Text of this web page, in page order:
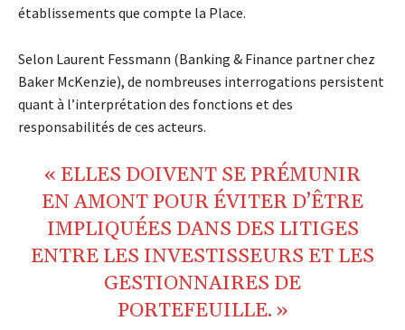
établissements que compte la Place.
Selon Laurent Fessmann (Banking & Finance partner chez
Baker McKenzie), de nombreuses interrogations persistent
quant à l’interprétation des fonctions et des
responsabilités de ces acteurs.
« ELLES DOIVENT SE PRÉMUNIR
EN AMONT POUR ÉVITER D’ÊTRE
IMPLIQUÉES DANS DES LITIGES
ENTRE LES INVESTISSEURS ET LES
GESTIONNAIRES DE
PORTEFEUILLE. »